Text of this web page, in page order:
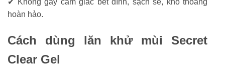
✔ Không gây cảm giác bết dính, sạch sẽ, khô thoáng
hoàn hảo.
Cách dùng lăn khử mùi Secret
Clear Gel